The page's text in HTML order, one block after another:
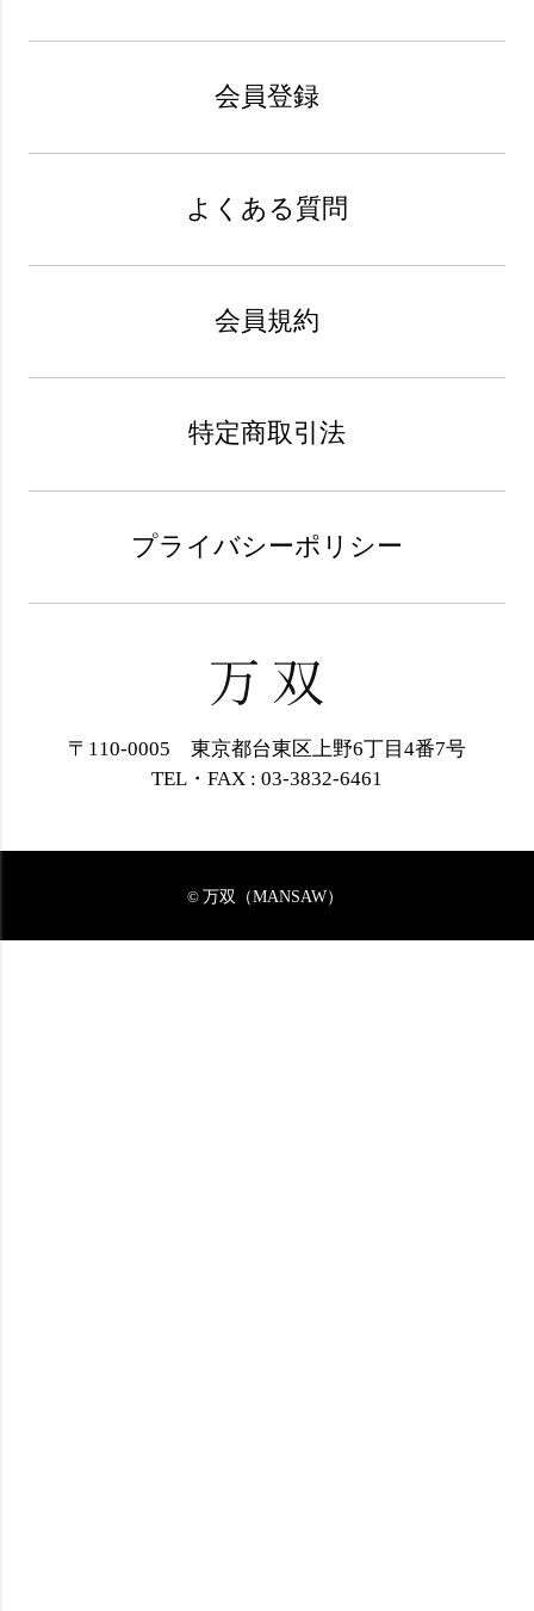
会員登録
よくある質問
会員規約
特定商取引法
プライバシーポリシー
〒110-0005 東京都台東区上野6丁目4番7号
TEL・FAX : 03-3832-6461
© 万双（MANSAW）